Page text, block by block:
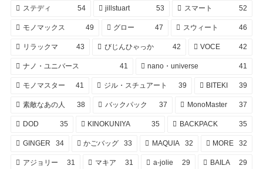
ステディ 54 jillstuart 53 スマート 52
モノマックス 49 グロー 47 スウィート 46
リラックマ 43 びじんひゃっか 42 VOCE 42
ナノ・ユニバース 41 nano・universe 41
モノマスター 41 ジル・スチュアート 39 BITEKI 39
素敵なあの人 38 バックパック 37 MonoMaster 37
DOD 35 KINOKUNIYA 35 BACKPACK 35
GINGER 34 かごバッグ 33 MAQUIA 32 MORE 32
アジョリー 31 マキア 31 a-jolie 29 BAILA 29